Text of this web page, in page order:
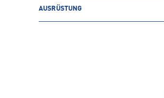
AUSRÜSTUNG